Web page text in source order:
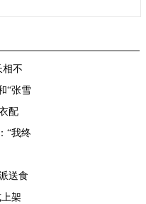
相不
“张雪
配
“我终
送食
架